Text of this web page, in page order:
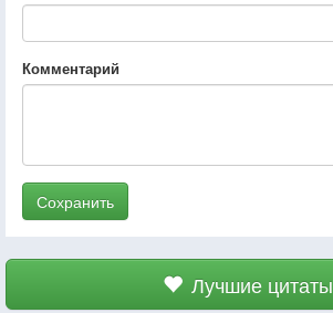
Комментарий
Сохранить
Лучшие цитаты